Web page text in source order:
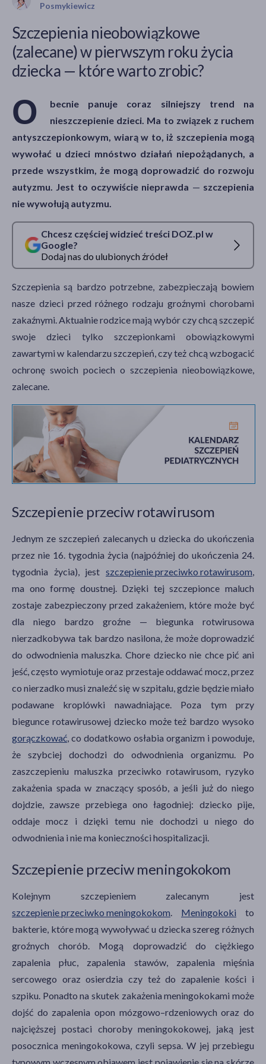
Hit
Posmykiewicz
Szczepienia nieobowiązkowe
(zalecane) w pierwszym roku życia
dziecka — które warto zrobic?
O
becnie panuje coraz silniejszy trend na
nieszczepienie dzieci. Ma to związek z ruchem
antyszczepionkowym, wiarą w to, iż szczepienia mogą
wywołać u dzieci mnóstwo działań niepożądanych, a
przede wszystkim, że mogą doprowadzić do rozwoju
autyzmu. Jest to oczywiście nieprawda — szczepienia
nie wywołują autyzmu.
Chcesz częściej widzieć treści DOZ.pl w
Google?
Dodaj nas do ulubionych źródeł
Szczepienia są bardzo potrzebne, zabezpieczają bowiem
nasze dzieci przed różnego rodzaju groźnymi chorobami
zakaźnymi. Aktualnie rodzice mają wybór czy chcą szczepić
swoje dzieci tylko szczepionkami obowiązkowymi
zawartymi w kalendarzu szczepień, czy też chcą wzbogacić
ochronę swoich pociech o szczepienia nieobowiązkowe,
zalecane.
Szczepienie przeciw rotawirusom
Jednym ze szczepień zalecanych u dziecka do ukończenia
przez nie 16. tygodnia życia (najpóźniej do ukończenia 24.
tygodnia życia), jest szczepienie przeciwko rotawirusom,
ma ono formę doustnej. Dzięki tej szczepionce maluch
zostaje zabezpieczony przed zakażeniem, które może być
dla niego bardzo groźne — biegunka rotwirusowa
nierzadkobywa tak bardzo nasilona, że może doprowadzić
do odwodnienia maluszka. Chore dziecko nie chce pić ani
jeść, często wymiotuje oraz przestaje oddawać mocz, przez
co nierzadko musi znaleźć się w szpitalu, gdzie będzie miało
podawane kroplówki nawadniające. Poza tym przy
biegunce rotawirusowej dziecko może też bardzo wysoko
gorączkować, co dodatkowo osłabia organizm i powoduje,
że szybciej dochodzi do odwodnienia organizmu. Po
zaszczepieniu maluszka przeciwko rotawirusom, ryzyko
zakażenia spada w znaczący sposób, a jeśli już do niego
dojdzie, zawsze przebiega ono łagodniej: dziecko pije,
oddaje mocz i dzięki temu nie dochodzi u niego do
odwodnienia i nie ma konieczności hospitalizacji.
Szczepienie przeciw meningokokom
Kolejnym szczepieniem zalecanym jest
szczepienie przeciwko meningokokom. Meningokoki to
bakterie, które mogą wywoływać u dziecka szereg różnych
groźnych chorób. Mogą doprowadzić do ciężkiego
zapalenia płuc, zapalenia stawów, zapalenia mięśnia
sercowego oraz osierdzia czy też do zapalenie kości i
szpiku. Ponadto na skutek zakażenia meningokokami może
dojść do zapalenia opon mózgowo–rdzeniowych oraz do
najcięższej postaci choroby meningokokowej, jaką jest
posocznica meningokokowa, czyli sepsa. W jej przebiegu